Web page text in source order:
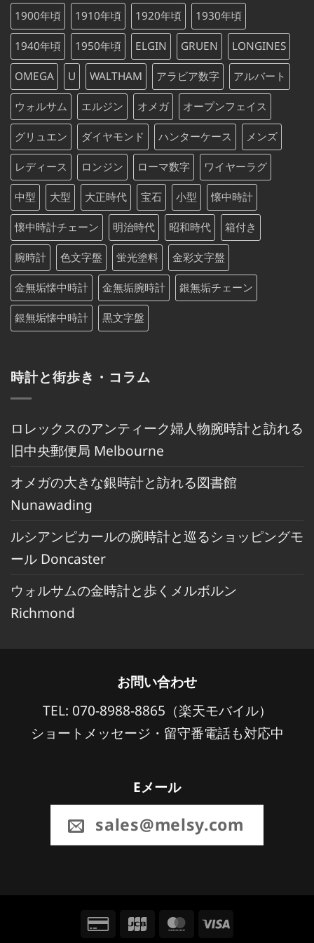
¥88,000
で
た。
は
¥88,000
で
す。
1900年頃 1910年頃 1920年頃 1930年頃
1940年頃 1950年頃 ELGIN GRUEN LONGINES
OMEGA U WALTHAM アラビア数字 アルバート
ウォルサム エルジン オメガ オープンフェイス
グリュエン ダイヤモンド ハンターケース メンズ
レディース ロンジン ローマ数字 ワイヤーラグ
中型 大型 大正時代 宝石 小型 懐中時計
懐中時計チェーン 明治時代 昭和時代 箱付き
腕時計 色文字盤 蛍光塗料 金彩文字盤
金無垢懐中時計 金無垢腕時計 銀無垢チェーン
銀無垢懐中時計 黒文字盤
時計と街歩き・コラム
ロレックスのアンティーク婦人物腕時計と訪れる
旧中央郵便局 Melbourne
オメガの大きな銀時計と訪れる図書館
Nunawading
ルシアンピカールの腕時計と巡るショッピングモ
ール Doncaster
ウォルサムの金時計と歩くメルボルン
Richmond
お問い合わせ
TEL: 070-8988-8865（楽天モバイル）
ショートメッセージ・留守番電話も対応中
Eメール
sales@melsy.com
Credit
JCB MasterCard
Visa